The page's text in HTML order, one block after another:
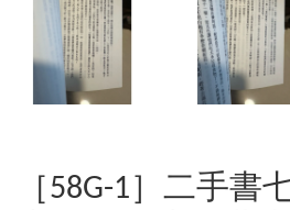
［58G-1］二手書